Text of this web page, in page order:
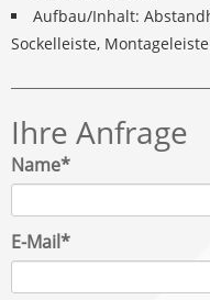
Aufbau/Inhalt:
Sockelleiste,
Ihre Anfrage
Pflichtfeld
Name*
Pflichtfeld
E-Mail*